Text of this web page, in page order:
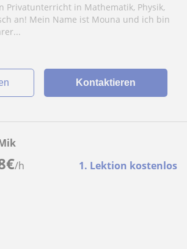
Privatunterricht in Mathematik, Physik,
an! Mein Name ist Mouna und ich bin
Kontaktieren
€/h 1. Lektion kostenlos